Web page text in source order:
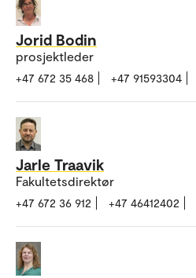
Jorid Bodin
prosjektleder
+47 672 35 468 +47 91593304
Jarle Traavik
Fakultetsdirektør
+47 672 36 912 +47 46412402